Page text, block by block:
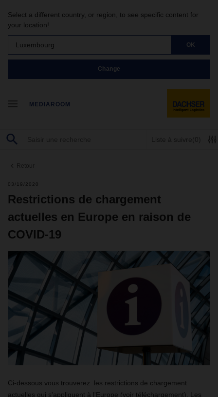
Select a different country, or region, to see specific content for
your location!
Luxembourg OK
Change
MEDIAROOM
Liste à suivre(0)
Retour
03/19/2020
Restrictions de chargement
actuelles en Europe en raison de
COVID-19
Ci-dessous vous trouverez les restrictions de chargement
actuelles qui s'appliquent à l'Europe (voir téléchargement). Les